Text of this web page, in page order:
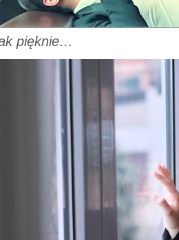
pięknie…